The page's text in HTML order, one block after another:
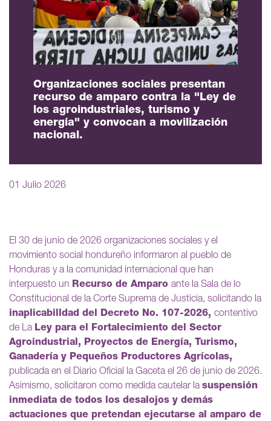
Organizaciones sociales presentan
recurso de amparo contra la "Ley de
los agroindustriales, turismo y
energía" y convocan a movilización
nacional.
01 Julio 2026
El 30 de junio de 2026 organizaciones sociales y el
movimiento social hondureño informaron al pueblo de
Honduras y a la comunidad internacional que han
interpuesto un Recurso de Amparo ante la Sala de lo
Constitucional de la Corte Suprema de Justicia, solicitando la
inaplicabilldad del Decreto No. 107-2026, contentivo
de La Ley para el Fortalecimiento del Sector
Agroindustrial, Proyectos de Energía, Turismo,
Ganadería y Pequeños Productores Agrícolas,
publicada en el Diario Oficial la Gaceta el 26 de junio de 2026.
Asimismo, solicitaron como medida cautelar lasuspensión
inmediata de todos los desalojos y demás
actuaciones que pretendan ejecutarse al amparo de